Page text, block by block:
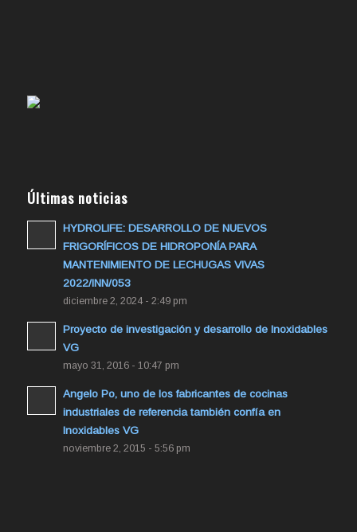
Últimas noticias
HYDROLIFE: DESARROLLO DE NUEVOS
FRIGORÍFICOS DE HIDROPONÍA PARA
MANTENIMIENTO DE LECHUGAS VIVAS
2022/INN/053
diciembre 2, 2024 - 2:49 pm
Proyecto de investigación y desarrollo de Inoxidables
VG
mayo 31, 2016 - 10:47 pm
Angelo Po, uno de los fabricantes de cocinas
industriales de referencia también confía en
Inoxidables VG
noviembre 2, 2015 - 5:56 pm